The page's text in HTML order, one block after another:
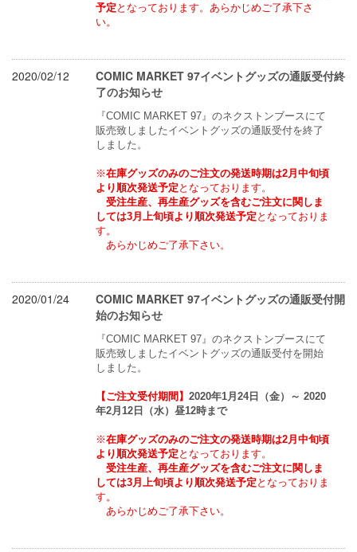
予定 となっております。あらかじめご了承下さ
い。
2020/02/12
COMIC MARKET 97イベントグッズの通販受付終
了のお知らせ
『COMIC MARKET 97』のネクストンブースにて
販売致しましたイベントグッズの通販受付を終了
しました。
※在庫グッズのみのご注文の発送時期は2月中旬頃
より順次発送予定 となっております。
受注生産、再生産グッズを含むご注文に関しま
しては3月上旬頃より順次発送予定 となっておりま
す。
あらかじめご了承下さい。
2020/01/24
COMIC MARKET 97イベントグッズの通販受付開
始のお知らせ
『COMIC MARKET 97』のネクストンブースにて
販売致しましたイベントグッズの通販受付を開始
しました。
【ご注文受付期間】 2020年1月24日（金）～ 2020
年2月12日（水）昼12時まで
※在庫グッズのみのご注文の発送時期は2月中旬頃
より順次発送予定 となっております。
受注生産、再生産グッズを含むご注文に関しま
しては3月上旬頃より順次発送予定 となっておりま
す。
あらかじめご了承下さい。